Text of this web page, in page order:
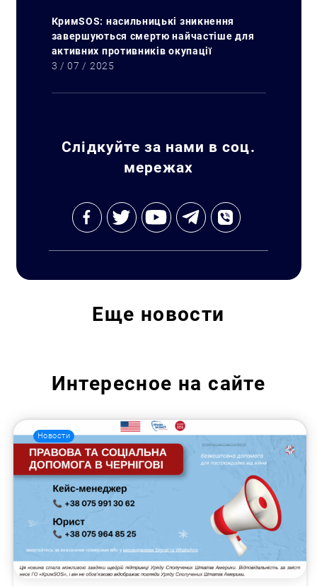
КримSOS: насильницькі зникнення
завершуються смертю найчастіше для
активних противників окупації
3 / 07 / 2025
Слідкуйте за нами в соц.
мережах
Еще новости
Интересное на сайте
Новости